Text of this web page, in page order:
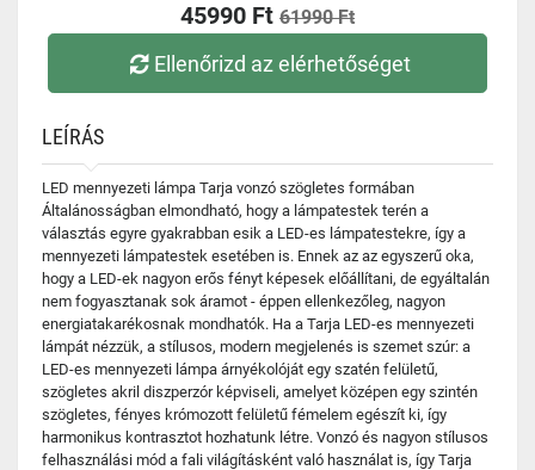
45990 Ft 61990 Ft
Ellenőrizd az elérhetőséget
LEÍRÁS
LED mennyezeti lámpa Tarja vonzó szögletes formában
Általánosságban elmondható, hogy a lámpatestek terén a
választás egyre gyakrabban esik a LED-es lámpatestekre, így a
mennyezeti lámpatestek esetében is. Ennek az az egyszerű oka,
hogy a LED-ek nagyon erős fényt képesek előállítani, de egyáltalán
nem fogyasztanak sok áramot - éppen ellenkezőleg, nagyon
energiatakarékosnak mondhatók. Ha a Tarja LED-es mennyezeti
lámpát nézzük, a stílusos, modern megjelenés is szemet szúr: a
LED-es mennyezeti lámpa árnyékolóját egy szatén felületű,
szögletes akril diszperzór képviseli, amelyet középen egy szintén
szögletes, fényes krómozott felületű fémelem egészít ki, így
harmonikus kontrasztot hozhatunk létre. Vonzó és nagyon stílusos
felhasználási mód a fali világításként való használat is, így Tarja